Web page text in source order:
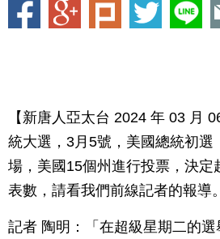
【新唐人亞太台 2024 年 03 月
統大選，3月5號，美國總統初選
場，美國15個州進行投票，決定
表數，請看我們前線記者的報導。
記者 陶明：「在超級星期二的